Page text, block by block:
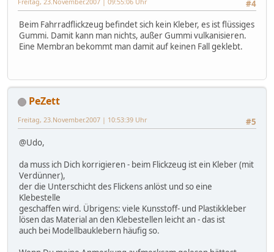
#4
Beim Fahrradflickzeug befindet sich kein Kleber, es ist flüssiges
Gummi. Damit kann man nichts, außer Gummi vulkanisieren.
Eine Membran bekommt man damit auf keinen Fall geklebt.
PeZett
#5
Freitag, 23.November.2007 | 10:53:39 Uhr
@Udo,
da muss ich Dich korrigieren - beim Flickzeug ist ein Kleber (mit
Verdünner),
der die Unterschicht des Flickens anlöst und so eine
Klebestelle
geschaffen wird. Übrigens: viele Kunsstoff- und Plastikkleber
lösen das Material an den Klebestellen leicht an - das ist
auch bei Modellbauklebern häufig so.